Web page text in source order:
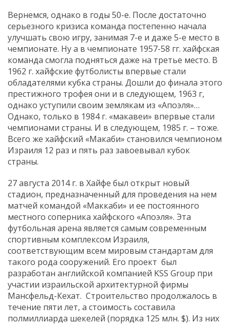
Вернемся, однако в годы 50-е. После достаточно
серьезного кризиса команда постепенно начала
улучшать свою игру, занимая 7-е и даже 5-е место в
чемпионате. Ну а в чемпионате 1957-58 гг. хайфская
команда смогла подняться даже на третье место. В
1962 г. хайфские футболисты впервые стали
обладателями кубка страны. Дошли до финала этого
престижного трофея они и в следующем, 1963 г,
однако уступили своим землякам из «Апоэля»…
Однако, только в 1984 г. «макавеи» впервые стали
чемпионами страны. И в следующем, 1985 г. – тоже.
Всего же хайфский «Макаби» становился чемпионом
Израиля 12 раз и пять раз завоевывал кубок
страны.
27 августа 2014 г. в Хайфе был открыт новый
стадион, предназначенный для проведения на нем
матчей командой «Маккаби» и ее постоянного
местного соперника хайфского «Апоэля». Эта
футбольная арена является самым современным
спортивным комплексом Израиля,
соответствующим всем мировым стандартам для
такого рода сооружений. Его проект был
разработан английской компанией KSS Group при
участии израильской архитектурной фирмы
Мансфельд-Кехат. Строительство продолжалось в
течение пяти лет, а стоимость составила
полмиллиарда шекелей (порядка 125 млн. $). Из них